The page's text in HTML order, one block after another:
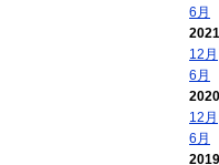
6月
12月
6月
12月
6月